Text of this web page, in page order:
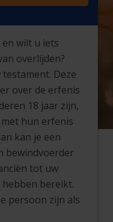
wilt u iets
overlijden?
Deze
over de erfenis
18 jaar zijn,
hun erfenis
kan je een
bewindvoerder
tot uw
bereikt.
persoon zijn als